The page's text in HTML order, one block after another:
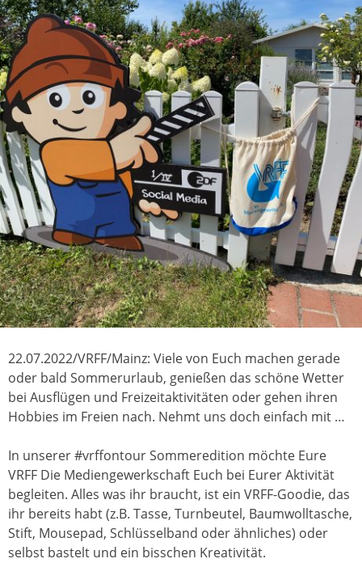
22.07.2022/VRFF/Mainz: Viele von Euch machen gerade
oder bald Sommerurlaub, genießen das schöne Wetter
bei Ausflügen und Freizeitaktivitäten oder gehen ihren
Hobbies im Freien nach. Nehmt uns doch einfach mit …
In unserer #vrffontour Sommeredition möchte Eure
VRFF Die Mediengewerkschaft Euch bei Eurer Aktivität
begleiten. Alles was ihr braucht, ist ein VRFF-Goodie, das
ihr bereits habt (z.B. Tasse, Turnbeutel, Baumwolltasche,
Stift, Mousepad, Schlüsselband oder ähnliches) oder
selbst bastelt und ein bisschen Kreativität.